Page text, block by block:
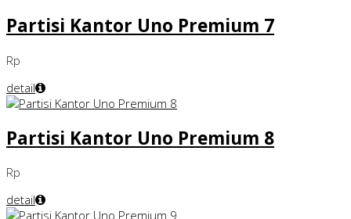
Partisi Kantor Uno Premium 7
Rp
detail
Partisi Kantor Uno Premium 8
Rp
detail